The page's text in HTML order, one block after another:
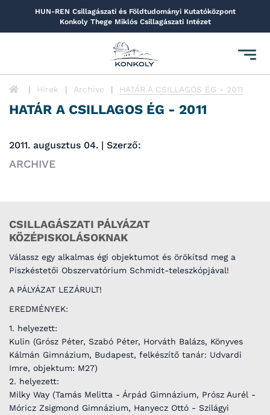
HUN-REN Csillagászati és Földtudományi Kutatóközpont
Konkoly Thege Miklós Csillagászati Intézet
Toggle
Hírek Archive HATÁR A CSILLAGOS ÉG - 2011
HATÁR A CSILLAGOS ÉG - 2011
2011. augusztus 04. | Szerző:
ARCHIVE
CSILLAGÁSZATI PÁLYÁZAT
KÖZÉPISKOLÁSOKNAK
Válassz egy alkalmas égi objektumot és örökítsd meg a
Piszkéstetői Obszervatórium Schmidt-teleszkópjával!
A PÁLYÁZAT LEZÁRULT!
EREDMÉNYEK:
1. helyezett:
Kulin (Grósz Péter, Szabó Péter, Horváth Balázs, Könyves
Kálmán Gimnázium, Budapest, felkészítő tanár: Udvardi
Imre, objektum: M27)
2. helyezett:
Milky Way (Tamás Melitta - Árpád Gimnázium, Prósz Aurél -
Móricz Zsigmond Gimnázium, Hanyecz Ottó - Szilágyi